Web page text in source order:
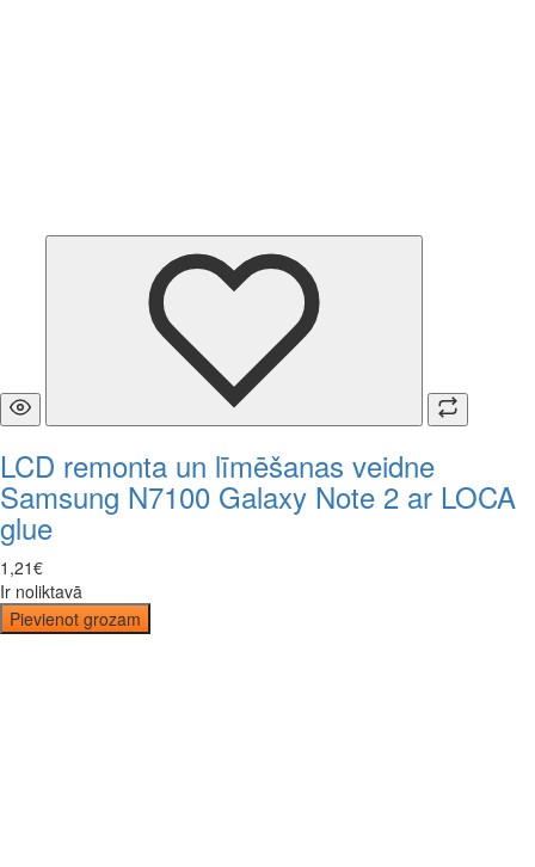
LCD remonta un līmēšanas veidne
Samsung N7100 Galaxy Note 2 ar LOCA
glue
1 ,21€
Ir noliktavā
Pievienot grozam